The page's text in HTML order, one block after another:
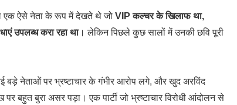
एक ऐसे नेता के रूप में देखते थे जो VIP कल्चर के खिलाफ था,
उपलब्ध करा रहा था। लेकिन पिछले कुछ सालों में उनकी छवि पूरी
नेताओं पर भ्रष्टाचार के गंभीर आरोप लगे, और खुद अरविंद
पर बहुत बुरा असर पड़ा। एक पार्टी जो भ्रष्टाचार विरोधी आंदोलन से